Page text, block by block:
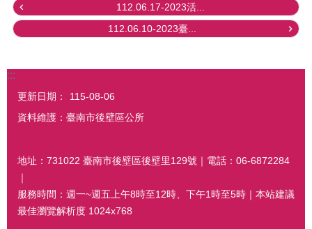
112.06.17-2023活...
112.06.10-2023臺...
:::
更新日期：
115-08-06
資料維護：臺南市後壁區公所
地址：731022 臺南市後壁區後壁里129號｜電話：06-6872284
｜
服務時間：週一~週五上午8時至12時、下午1時至5時｜本站建議
最佳瀏覽解析度 1024x768